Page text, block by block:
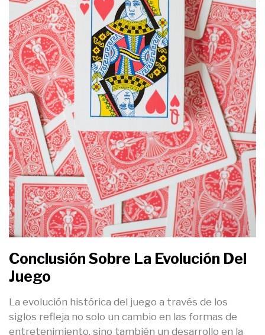
Conclusión Sobre La Evolución Del
Juego
La evolución histórica del juego a través de los
siglos refleja no solo un cambio en las formas de
entretenimiento, sino también un desarrollo en la